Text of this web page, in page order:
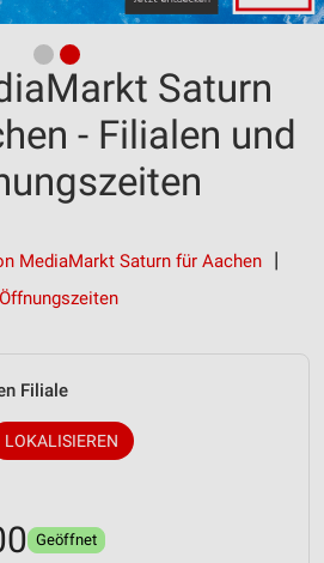
Saturn
- Filialen und
MediaMarkt Saturn für Aachen
Filiale
LOKALISIEREN
Geöffnet